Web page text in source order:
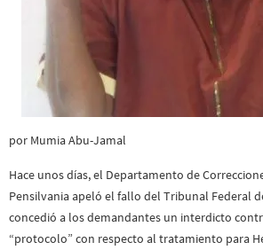
por Mumia Abu-Jamal
Hace unos días, el Departamento de
Pensilvania apeló el fallo del Tribunal Federal
concedió a los demandantes un interdicto
“protocolo” con respecto al tratamiento para